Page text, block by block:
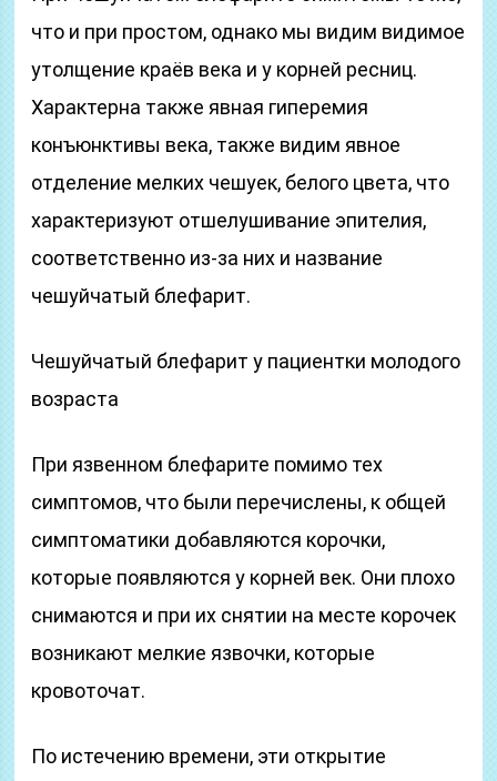
что и при простом, однако мы видим видимое
утолщение краёв века и у корней ресниц.
Характерна также явная гиперемия
конъюнктивы века, также видим явное
отделение мелких чешуек, белого цвета, что
характеризуют отшелушивание эпителия,
соответственно из-за них и название
чешуйчатый блефарит.
Чешуйчатый блефарит у пациентки молодого
возраста
При язвенном блефарите помимо тех
симптомов, что были перечислены, к общей
симптоматики добавляются корочки,
которые появляются у корней век. Они плохо
снимаются и при их снятии на месте корочек
возникают мелкие язвочки, которые
кровоточат.
По истечению времени, эти открытие